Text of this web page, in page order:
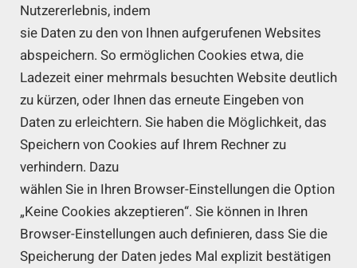
Nutzererlebnis, indem
sie Daten zu den von Ihnen aufgerufenen Websites
abspeichern. So ermöglichen Cookies etwa, die
Ladezeit einer mehrmals besuchten Website deutlich
zu kürzen, oder Ihnen das erneute Eingeben von
Daten zu erleichtern. Sie haben die Möglichkeit, das
Speichern von Cookies auf Ihrem Rechner zu
verhindern. Dazu
wählen Sie in Ihren Browser-Einstellungen die Option
„Keine Cookies akzeptieren“. Sie können in Ihren
Browser-Einstellungen auch definieren, dass Sie die
Speicherung der Daten jedes Mal explizit bestätigen